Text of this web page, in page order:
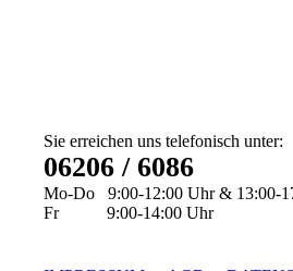
Sie erreichen uns telefonisch unter:
06206 / 6086
Mo-Do 9:00-12:00 Uhr & 13:00-
Fr 9:00-14:00 Uhr